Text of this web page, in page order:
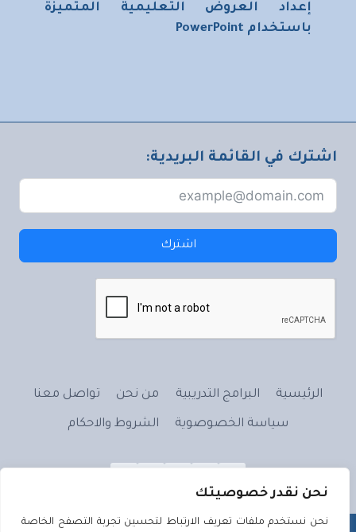
نحن نقدر خصوصيتك
نحن نستخدم ملفات تعريف الارتباط لتحسين تجربة التصفح الخاصة
إعداد العروض التعليمية المتميزة
باستخدام PowerPoint
اشترك في القائمة البريدية:
اشترك
الرئيسية البرامج التدريبية من نحن تواصل معنا
سياسة الخصوصوية الشروط والاحكام